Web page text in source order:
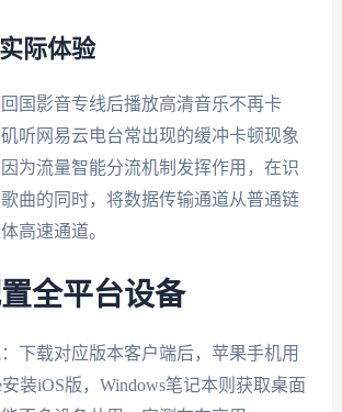
际体验
国影音专线后播放高清音乐不再卡
听网易云电台常出现的缓冲卡顿现象
为流量智能分流机制发挥作用，在识
曲的同时，将数据传输通道从普通链
高速通道。
全平台设备
下载对应版本客户端后，苹果手机用
安装iOS版，Windows笔记本则获取桌面